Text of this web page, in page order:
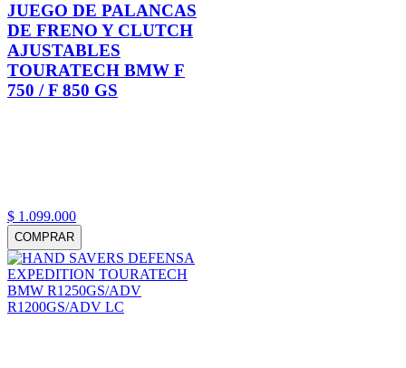
JUEGO DE PALANCAS
DE FRENO Y CLUTCH
AJUSTABLES
TOURATECH BMW F
750 / F 850 GS
$ 1 .099.000
COMPRAR